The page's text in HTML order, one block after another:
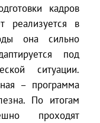
кадров
в
она сильно
под
ситуации.
– программа
По итогам
проходят